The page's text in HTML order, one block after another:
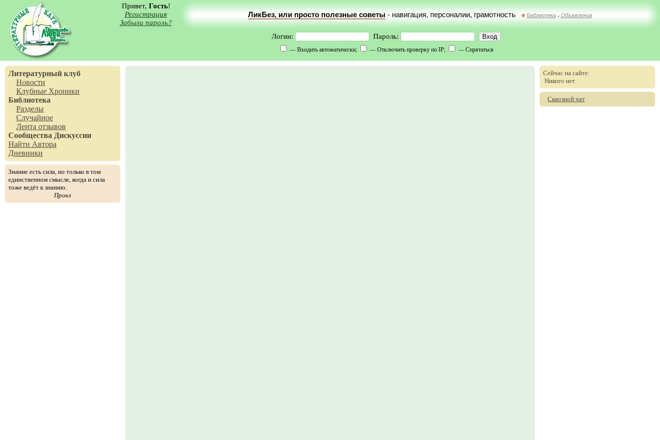
Привет, Гость!
Регистрация
Забыли пароль?
ЛикБез, или просто полезные советы - навигация, персоналии, грамотность Библиотека // Объявления
Логин: Пароль:
— Входить автоматически; — Отключить проверку по IP; — Спрятаться
Литературный клуб
Новости
Клубные Хроники
Библиотека
Разделы
Случайное
Лента отзывов
Сообщества Дискуссии
Найти Автора
Дневники
Знание есть сила, но только в том
единственном смысле, когда и сила
тоже ведёт к знанию.
Прокл
Сейчас на сайте:
Никого нет
Сквозной чат